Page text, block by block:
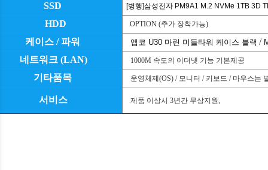
SSD [병행]삼성전자 PM9A1 M.2 NVMe 1TB 3D
HDD OPTION (추가 장착가능)
케이스/파워 앱코 U30 마린 미들타워 케이스 블랙 /
네트워크(LAN) 1000M 속도의 이더넷 기능 기본제공
기타품목 운영체제(OS) / 모니터 / 키보드 / 마우스는
서비스 제품 이상시 3년간 무상지원,